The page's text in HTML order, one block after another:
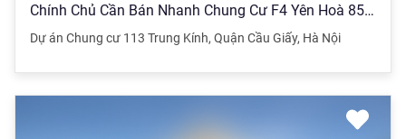
Chính Chủ Cần Bán Nhanh Chung Cư F4 Yên Hoà 85M2 Tầng Đẹp View Đẹp Vị Trí Trung Tâm Cầu Giấy
Dự án Chung cư 113 Trung Kính, Quận Cầu Giấy, Hà Nội